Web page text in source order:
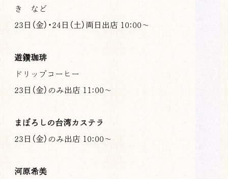
き など
23日（金）・24日（土）両日出店 10:00〜
遊鑽珈琲
ドリップコーヒー
23日（金）のみ出店 11:00〜
まぼろしの台湾カステラ
23日（金）のみ出店 10:00〜
河原希美